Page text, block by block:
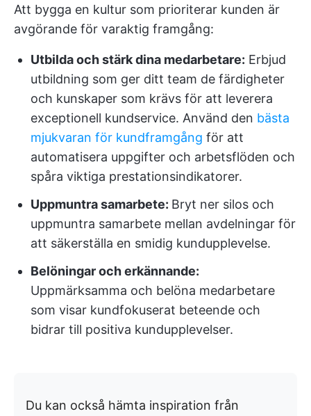
Att bygga en kultur som prioriterar kunden är
avgörande för varaktig framgång:
Utbilda och stärk dina medarbetare: Erbjud
utbildning som ger ditt team de färdigheter
och kunskaper som krävs för att leverera
exceptionell kundservice. Använd den bästa
mjukvaran för kundframgång för att
automatisera uppgifter och arbetsflöden och
spåra viktiga prestationsindikatorer.
Uppmuntra samarbete: Bryt ner silos och
uppmuntra samarbete mellan avdelningar för
att säkerställa en smidig kundupplevelse.
Belöningar och erkännande:
Uppmärksamma och belöna medarbetare
som visar kundfokuserat beteende och
bidrar till positiva kundupplevelser.
Du kan också hämta inspiration från